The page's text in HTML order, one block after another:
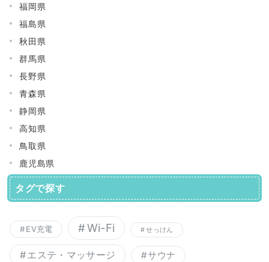
福岡県
福島県
秋田県
群馬県
長野県
青森県
静岡県
高知県
鳥取県
鹿児島県
タグで探す
EV充電 Wi-Fi せっけん
エステ・マッサージ サウナ